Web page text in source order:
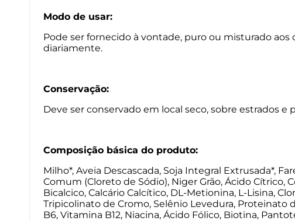
Modo de usar:
Pode ser fornecido à vontade, puro ou misturado
diariamente.
Conservação:
Deve ser conservado em local seco, sobre estrados e
Composição básica do produto:
Milho*, Aveia Descascada, Soja Integral Extrusada*,
Comum (Cloreto de Sódio), Niger Grão, Ácido
Bicalcico, Calcário Calcítico, DL-Metionina, L-Lisina,
Tripicolinato de Cromo, Selênio Levedura, Proteinato
B6, Vitamina B12, Niacina, Ácido Fólico, Biotina,